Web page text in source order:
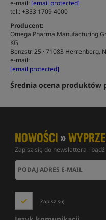
e-mail: [email protected]
tel.: +353 1709 4000
Producent:
Omega Pharma Manufacturing
KG
Benzstr. 25 · 71083 Herrenberg,
e-mail:
[email protected]
Średnia ocena produktów
NOWOŚCI»
Zapisz się do newslettera i
Zapisz się